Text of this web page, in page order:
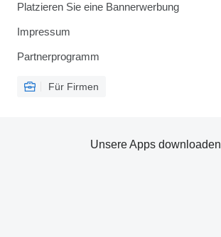
Platzieren Sie eine Bannerwerbung
Impressum
Partnerprogramm
Für Firmen
Unsere Apps downloaden